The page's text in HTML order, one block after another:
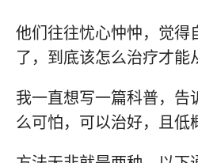
他们往往忧心忡忡，觉得
了，到底该怎么治疗才能
我一直想写一篇科普，告
么可怕，可以治好，且低